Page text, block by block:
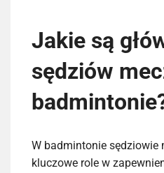
Jakie są
sędziów
W badmintonie sędziowie
kluczowe role w